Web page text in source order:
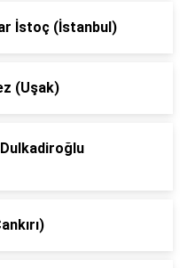
İstoç (İstanbul)
(Uşak)